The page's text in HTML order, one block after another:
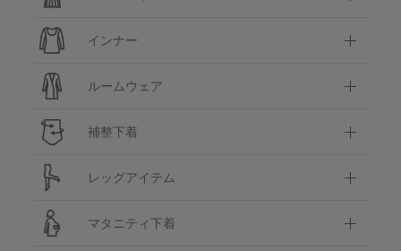
インナー
ルームウェア
補整下着
レッグアイテム
マタニティ下着